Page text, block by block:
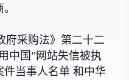
府采购法》第二十二
中国”网站失信被执
当事人名单 和中华